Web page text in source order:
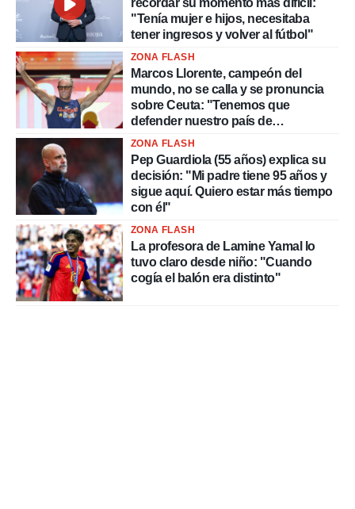
recordar su momento más difícil:
"Tenía mujer e hijos, necesitaba
tener ingresos y volver al fútbol"
ZONA FLASH
Marcos Llorente, campeón del
mundo, no se calla y se pronuncia
sobre Ceuta: "Tenemos que
defender nuestro país de
delincuentes"
ZONA FLASH
Pep Guardiola (55 años) explica su
decisión: "Mi padre tiene 95 años y
sigue aquí. Quiero estar más tiempo
con él"
ZONA FLASH
La profesora de Lamine Yamal lo
tuvo claro desde niño: "Cuando
cogía el balón era distinto"